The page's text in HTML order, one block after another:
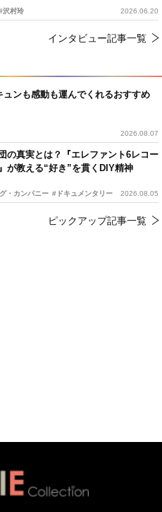
ンも感動も運んでくれるおすすめ
2026.08.07
の真実とは？『エレファント6レコー
が教える“好き”を貫くDIY精神
・カンパニー #ドキュメンタリー 2026.08.05
ピックアップ記事一覧
沢村玲 2026.06.20
インタビュー記事一覧